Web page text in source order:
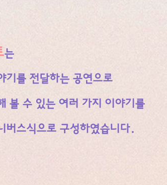
는
기를 전달하는 공연으로
볼 수 있는 여러 가지 이야기를
버스식으로 구성하였습니다.